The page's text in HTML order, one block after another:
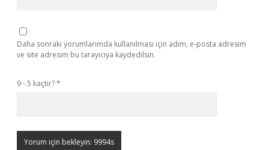
Daha sonraki yorumlarımda kullanılması için adım, e-posta adresim
ve site adresim bu tarayıcıya kaydedilsin.
9 - 5 kaçtır?*